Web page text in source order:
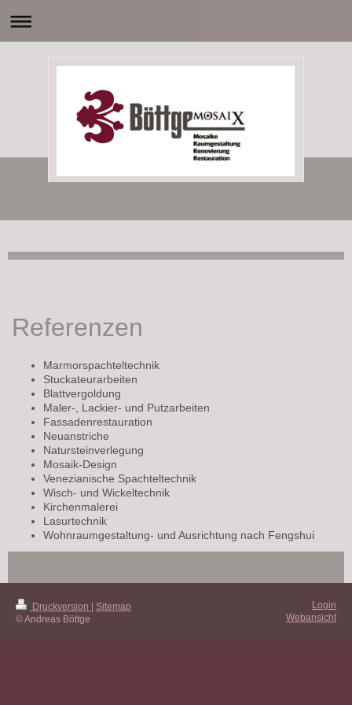
Referenzen
Marmorspachteltechnik
Stuckateurarbeiten
Blattvergoldung
Maler-, Lackier- und Putzarbeiten
Fassadenrestauration
Neuanstriche
Natursteinverlegung
Mosaik-Design
Venezianische Spachteltechnik
Wisch- und Wickeltechnik
Kirchenmalerei
Lasurtechnik
Wohnraumgestaltung- und Ausrichtung nach Fengshui
Druckversion | Sitemap
© Andreas Böttge
Login
Webansicht